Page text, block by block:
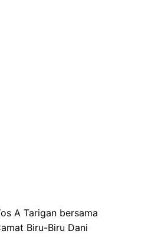
A Tarigan bersama
Biru-Biru Dani